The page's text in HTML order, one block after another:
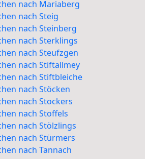
nach Mariaberg
nach Steig
nach Steinberg
nach Sterklings
nach Steufzgen
nach Stiftallmey
nach Stiftbleiche
nach Stöcken
nach Stockers
nach Stoffels
nach Stölzlings
nach Stürmers
nach Tannach